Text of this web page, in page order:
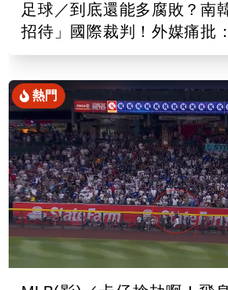
足球／到底還能多腐敗？南
招待」國際裁判！外媒痛批
去
熱門